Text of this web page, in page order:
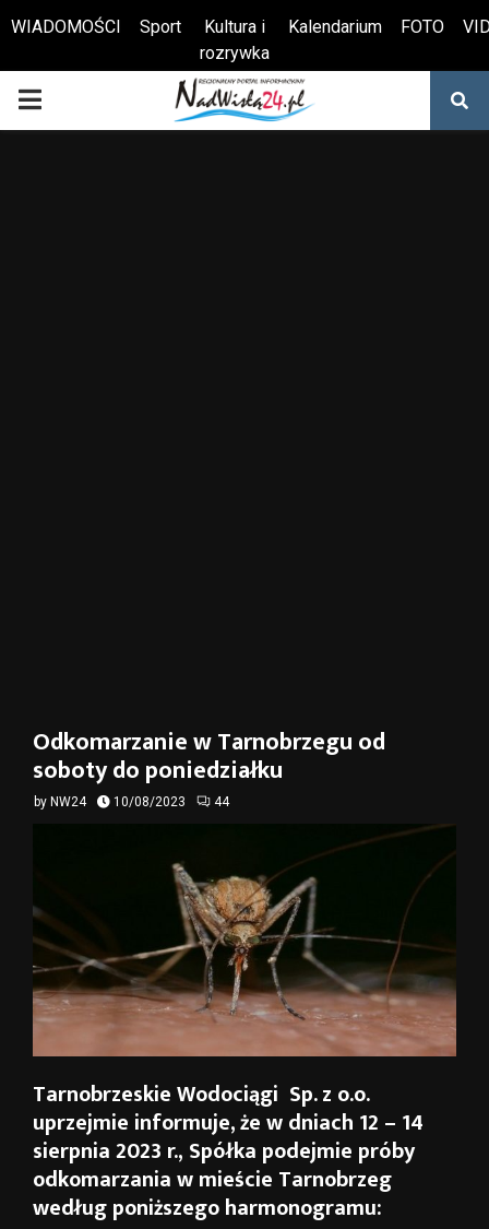
Otwórz pasek narzędzi
WIADOMOŚCI Sport
Kultura i
rozrywka
Kalendarium FOTO
PRIMARY
Odkomarzanie w Tarnobrzegu od
soboty do poniedziałku
by NW24 10/08/2023 44
Tarnobrzeskie Wodociągi Sp. z o.o.
uprzejmie informuje, że w dniach 12 – 14
sierpnia 2023 r., Spółka podejmie próby
odkomarzania w mieście Tarnobrzeg
według poniższego harmonogramu: